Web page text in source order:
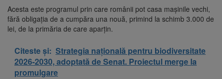
Acesta este programul prin care românii pot casa maşinile vechi,
fără obligaţia de a cumpăra una nouă, primind la schimb 3.000 de
lei, de la primăria de care aparţin.
Citeste și: Strategia națională pentru biodiversitate
2026-2030, adoptată de Senat. Proiectul merge la
promulgare